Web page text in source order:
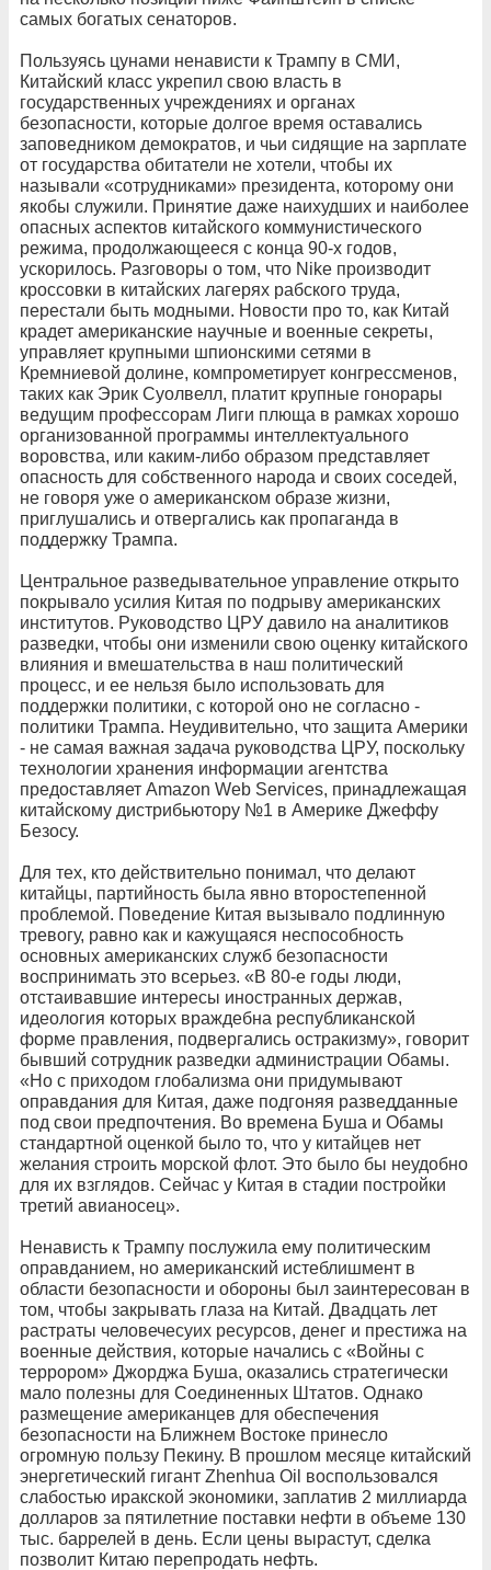
самых богатых сенаторов.
Пользуясь цунами ненависти к Трампу в СМИ,
Китайский класс укрепил свою власть в
государственных учреждениях и органах
безопасности, которые долгое время оставались
заповедником демократов, и чьи сидящие на зарплате
от государства обитатели не хотели, чтобы их
называли «сотрудниками» президента, которому они
якобы служили. Принятие даже наихудших и наиболее
опасных аспектов китайского коммунистического
режима, продолжающееся с конца 90-х годов,
ускорилось. Разговоры о том, что Nike производит
кроссовки в китайских лагерях рабского труда,
перестали быть модными. Новости про то, как Китай
крадет американские научные и военные секреты,
управляет крупными шпионскими сетями в
Кремниевой долине, компрометирует конгрессменов,
таких как Эрик Суолвелл, платит крупные гонорары
ведущим профессорам Лиги плюща в рамках хорошо
организованной программы интеллектуального
воровства, или каким-либо образом представляет
опасность для собственного народа и своих соседей,
не говоря уже о американском образе жизни,
приглушались и отвергались как пропаганда в
поддержку Трампа.
Центральное разведывательное управление открыто
покрывало усилия Китая по подрыву американских
институтов. Руководство ЦРУ давило на аналитиков
разведки, чтобы они изменили свою оценку китайского
влияния и вмешательства в наш политический
процесс, и ее нельзя было использовать для
поддержки политики, с которой оно не согласно -
политики Трампа. Неудивительно, что защита Америки
- не самая важная задача руководства ЦРУ, поскольку
технологии хранения информации агентства
предоставляет Amazon Web Services, принадлежащая
китайскому дистрибьютору №1 в Америке Джеффу
Безосу.
Для тех, кто действительно понимал, что делают
китайцы, партийность была явно второстепенной
проблемой. Поведение Китая вызывало подлинную
тревогу, равно как и кажущаяся неспособность
основных американских служб безопасности
воспринимать это всерьез. «В 80-е годы люди,
отстаивавшие интересы иностранных держав,
идеология которых враждебна республиканской
форме правления, подвергались остракизму», говорит
бывший сотрудник разведки администрации Обамы.
«Но с приходом глобализма они придумывают
оправдания для Китая, даже подгоняя разведданные
под свои предпочтения. Во времена Буша и Обамы
стандартной оценкой было то, что у китайцев нет
желания строить морской флот. Это было бы неудобно
для их взглядов. Сейчас у Китая в стадии постройки
третий авианосец».
Ненависть к Трампу послужила ему политическим
оправданием, но американский истеблишмент в
области безопасности и обороны был заинтересован в
том, чтобы закрывать глаза на Китай. Двадцать лет
растраты человечесуих ресурсов, денег и престижа на
военные действия, которые начались с «Войны с
террором» Джорджа Буша, оказались стратегически
мало полезны для Соединенных Штатов. Однако
размещение американцев для обеспечения
безопасности на Ближнем Востоке принесло
огромную пользу Пекину. В прошлом месяце китайский
энергетический гигант Zhenhua Oil воспользовался
слабостью иракской экономики, заплатив 2 миллиарда
долларов за пятилетние поставки нефти в объеме 130
тыс. баррелей в день. Если цены вырастут, сделка
позволит Китаю перепродать нефть.